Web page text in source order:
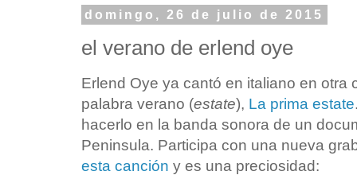
domingo, 26 de julio de 2015
el verano de erlend oye
Erlend Oye ya cantó en italiano en otra
palabra verano (estate), La prima estate
hacerlo en la banda sonora de un
Peninsula. Participa con una nueva
esta canción y es una preciosidad: